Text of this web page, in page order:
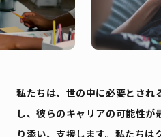
私たちは、世の中に必要とされ
し、彼らのキャリアの可能性が
り添い、支援します。 私たちは